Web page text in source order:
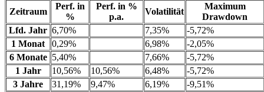
Zeitraum
Perf. in
%
Perf. in %
p.a.
Volatilität
Maximum
Drawdown
Lfd. Jahr 6,70% 7,35%
-5,72%
1 Monat
0,29% 6,98%
-2,05%
6 Monate 5,40% 7,66%
-5,72%
1 Jahr
10,56% 10,56% 6,48%
-5,72%
3 Jahre
31,19% 9,47% 6,19%
-9,51%